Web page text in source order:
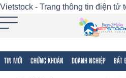
Vietstock - Trang thông tin điện tử
TIN MỚI CHỨNG KHOÁN DOANH NGHIỆP BẤT
Tất cả Tính năng Ngành